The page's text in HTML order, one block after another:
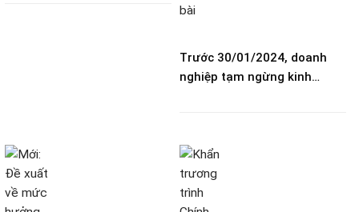
Trước 30/01/2024, doanh
nghiệp tạm ngừng kinh